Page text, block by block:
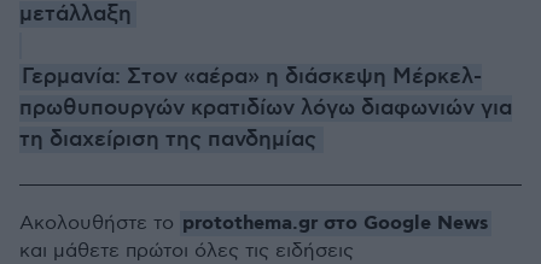
μετάλλαξη
Γερμανία: Στον «αέρα» η διάσκεψη Μέρκελ-
πρωθυπουργών κρατιδίων λόγω διαφωνιών για
τη διαχείριση της πανδημίας
Ακολουθήστε το protothema.gr στο Google News
και μάθετε πρώτοι όλες τις ειδήσεις